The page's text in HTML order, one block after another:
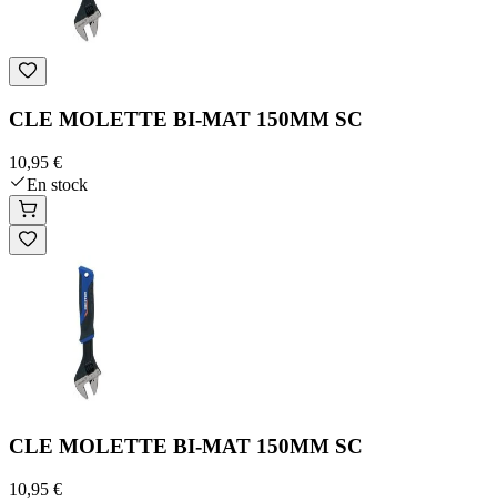
CLE MOLETTE BI-MAT 150MM SC
10,95 €
En stock
CLE MOLETTE BI-MAT 150MM SC
10,95 €